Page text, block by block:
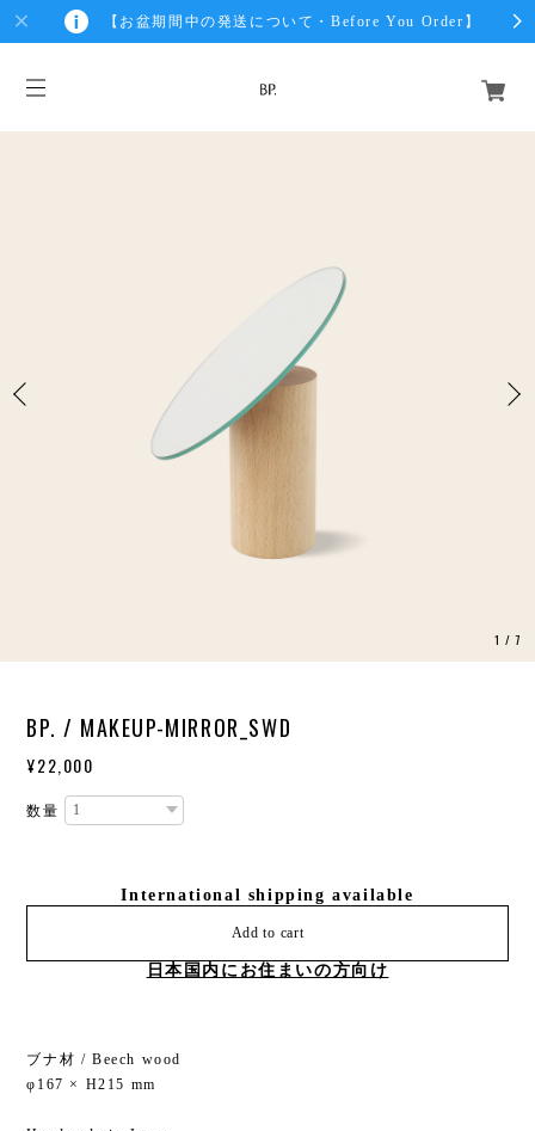
【お盆期間中の発送について・Before You Order】
1 /7
BP. / MAKEUP-MIRROR_SWD
¥22,000
数量
International shipping available
Add to cart
日本国内にお住まいの方向け
ブナ材 / Beech wood
φ167 × H215 mm